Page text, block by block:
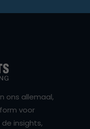
ons allemaal,
voor
insights,